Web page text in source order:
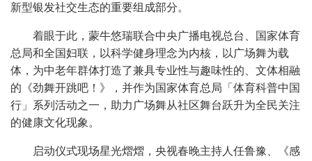
新型银发社交生态的重要组成部分。
着眼于此，蒙牛悠瑞联合中央广播电视总台、国家体育
总局和全国妇联，以科学健身理念为内核，以广场舞为载
体，为中老年群体打造了兼具专业性与趣味性的、文体相融
的《劲舞开跳吧！》，并作为国家体育总局「体育科普中国
行」系列活动之一，助力广场舞从社区舞台跃升为全民关注
的健康文化现象。
启动仪式现场星光熠熠，央视春晚主持人任鲁豫、《感